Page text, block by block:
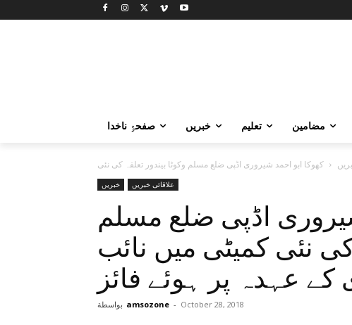
صفحۂِ ناخدا خبریں تعلیم مضامین
خبریں علاقائی خبریں
اڈپی ضلع مسلم
کی نئی کمیٹی میں نائب
کے عہدہ پر ہوئے فائز
بواسطة amsozone - October 28, 2018